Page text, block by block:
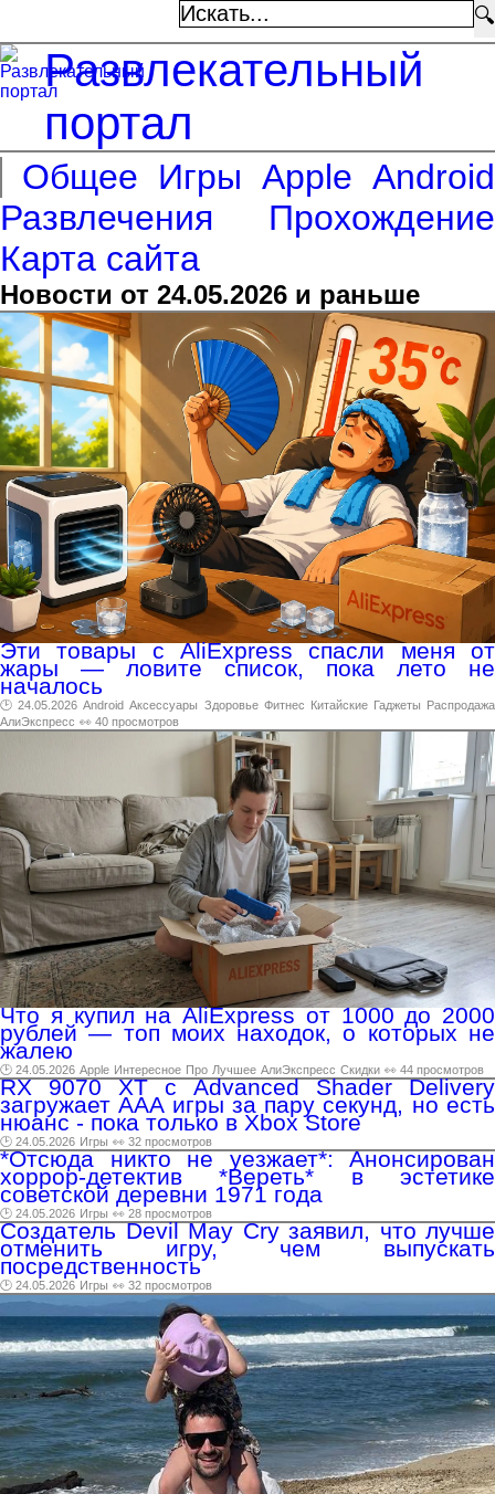
🔍
Развлекательный
портал
Общее Игры Apple Android
Развлечения
Прохождение
Карта сайта
Новости от 24.05.2026 и раньше
Эти товары с AliExpress спасли меня от
жары — ловите список, пока лето не
началось
🕑 24.05.2026 Android Аксессуары Здоровье Фитнес Китайские Гаджеты Распродажа
АлиЭкспресс 👀 40 просмотров
Что я купил на AliExpress от 1000 до 2000
рублей — топ моих находок, о которых не
жалею
🕑 24.05.2026 Apple Интересное Про Лучшее АлиЭкспресс Скидки 👀 44 просмотров
RX 9070 XT с Advanced Shader Delivery
загружает AAA игры за пару секунд, но есть
нюанс - пока только в Xbox Store
🕑 24.05.2026 Игры 👀 32 просмотров
*Отсюда никто не уезжает*: Анонсирован
хоррор-детектив *Вереть* в эстетике
советской деревни 1971 года
🕑 24.05.2026 Игры 👀 28 просмотров
Создатель Devil May Cry заявил, что лучше
отменить игру, чем выпускать
посредственность
🕑 24.05.2026 Игры 👀 32 просмотров